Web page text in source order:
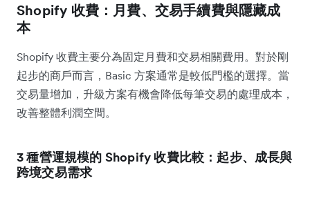
Shopify 收費：月費、交易手續費與隱藏成
本
Shopify 收費主要分為固定月費和交易相關費用。對於剛
起步的商戶而言，Basic 方案通常是較低門檻的選擇。當
交易量增加，升級方案有機會降低每筆交易的處理成本，
改善整體利潤空間。
3 種營運規模的 Shopify 收費比較：起步、成長與
跨境交易需求